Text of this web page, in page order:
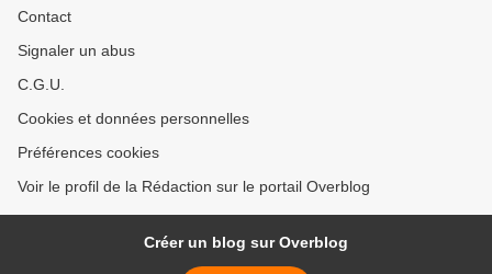
Contact
Signaler un abus
C.G.U.
Cookies et données personnelles
Préférences cookies
Voir le profil de la Rédaction sur le portail Overblog
Créer un blog sur Overblog